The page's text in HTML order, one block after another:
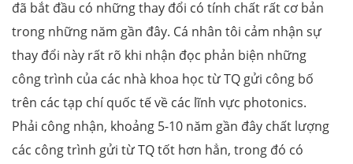
đã bắt đầu có những thay đổi có tính chất rất cơ bản
trong những năm gần đây. Cá nhân tôi cảm nhận sự
thay đổi này rất rõ khi nhận đọc phản biện những
công trình của các nhà khoa học từ TQ gửi công bố
trên các tạp chí quốc tế về các lĩnh vực photonics.
Phải công nhận, khoảng 5-10 năm gần đây chất lượng
các công trình gửi từ TQ tốt hơn hẳn, trong đó có